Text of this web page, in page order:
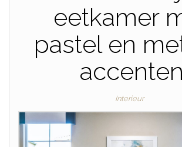
eetkamer
pastel en
accenten
Interieur